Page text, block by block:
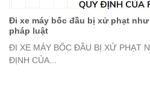
Đi xe máy bốc đầu bị xử phạt
pháp luật
ĐI XE MÁY BỐC ĐẦU BỊ XỬ PHẠT
ĐỊNH CỦA...